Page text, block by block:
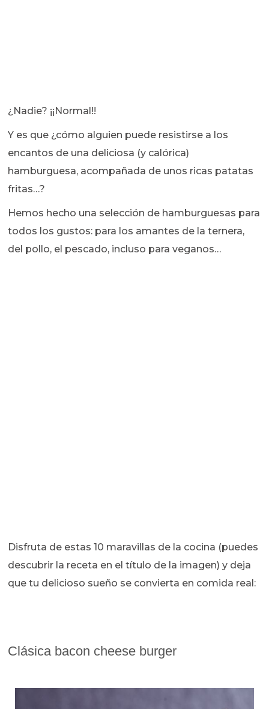
¿Nadie? ¡¡Normal!!
Y es que ¿cómo alguien puede resistirse a los
encantos de una deliciosa (y calórica)
hamburguesa, acompañada de unos ricas patatas
fritas…?
Hemos hecho una selección de hamburguesas para
todos los gustos: para los amantes de la ternera,
del pollo, el pescado, incluso para veganos…
Disfruta de estas 10 maravillas de la cocina (puedes
descubrir la receta en el título de la imagen) y deja
que tu delicioso sueño se convierta en comida real:
Clásica bacon cheese burger